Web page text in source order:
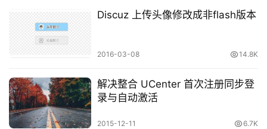
创
专
栏
Discuz 上传头像修改成非flash版本
2016-03-08 14.8K
解决整合 UCenter 首次注册同步登
录与自动激活
2015-12-11 6.7K